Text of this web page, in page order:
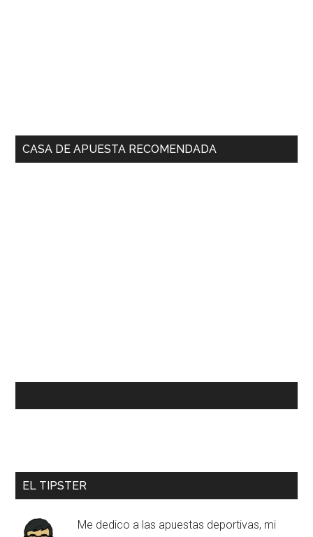
CASA DE APUESTA RECOMENDADA
EL TIPSTER
Me dedico a las apuestas deportivas, mi